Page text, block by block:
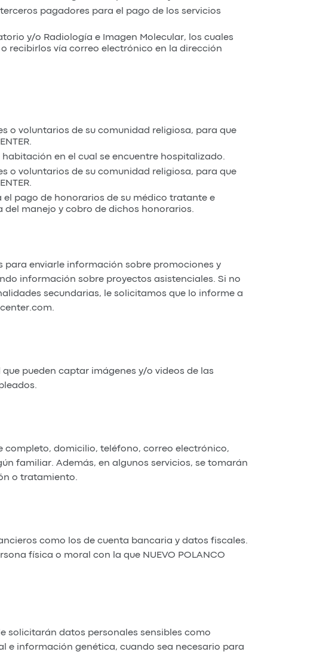
pagadores para el pago de los servicios
y/o Radiología e Imagen Molecular, los cuales
recibirlos vía correo electrónico en la dirección
o voluntarios de su comunidad religiosa, para que
en el cual se encuentre hospitalizado.
o voluntarios de su comunidad religiosa, para que
pago de honorarios de su médico tratante e
manejo y cobro de dichos honorarios.
enviarle información sobre promociones y
información sobre proyectos asistenciales. Si no
secundarias, le solicitamos que lo informe a
que pueden captar imágenes y/o videos de las
completo, domicilio, teléfono, correo electrónico,
familiar. Además, en algunos servicios, se tomarán
o tratamiento.
como los de cuenta bancaria y datos fiscales.
física o moral con la que NUEVO POLANCO
solicitarán datos personales sensibles como
e información genética, cuando sea necesario para